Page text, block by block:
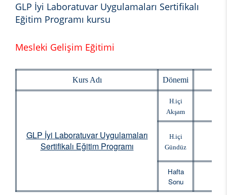
GLP İyi Laboratuvar Uygulamaları Sertifikalı
Eğitim Programı kursu
Mesleki Gelişim Eğitimi
Kurs Adı Dönemi
GLP İyi Laboratuvar Uygulamaları
Sertifikalı Eğitim Programı
H.içi
Akşam
H.içi
Gündüz
Hafta
Sonu